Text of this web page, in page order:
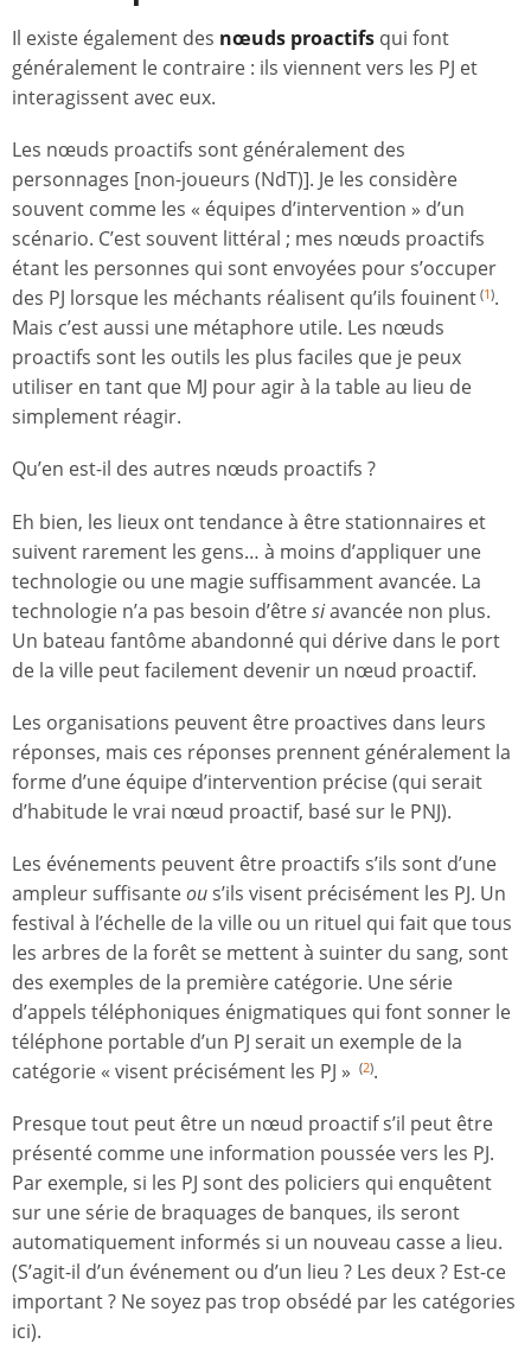
Il existe également des nœuds proactifs qui font
généralement le contraire : ils viennent vers les PJ et
interagissent avec eux.
Les nœuds proactifs sont généralement des
personnages [non-joueurs (NdT)]. Je les considère
souvent comme les « équipes d’intervention » d’un
scénario. C’est souvent littéral ; mes nœuds proactifs
étant les personnes qui sont envoyées pour s’occuper
des PJ lorsque les méchants réalisent qu’ils fouinent (1).
Mais c’est aussi une métaphore utile. Les nœuds
proactifs sont les outils les plus faciles que je peux
utiliser en tant que MJ pour agir à la table au lieu de
simplement réagir.
Qu’en est-il des autres nœuds proactifs ?
Eh bien, les lieux ont tendance à être stationnaires et
suivent rarement les gens… à moins d’appliquer une
technologie ou une magie suffisamment avancée. La
technologie n’a pas besoin d’êtresiavancée non plus.
Un bateau fantôme abandonné qui dérive dans le port
de la ville peut facilement devenir un nœud proactif.
Les organisations peuvent être proactives dans leurs
réponses, mais ces réponses prennent généralement la
forme d’une équipe d’intervention précise (qui serait
d’habitude le vrai nœud proactif, basé sur le PNJ).
Les événements peuvent être proactifs s’ils sont d’une
ampleur suffisanteous’ils visent précisément les PJ. Un
festival à l’échelle de la ville ou un rituel qui fait que tous
les arbres de la forêt se mettent à suinter du sang, sont
des exemples de la première catégorie. Une série
d’appels téléphoniques énigmatiques qui font sonner le
téléphone portable d’un PJ serait un exemple de la
catégorie « visent précisément les PJ » (2).
Presque tout peut être un nœud proactif s’il peut être
présenté comme une information poussée vers les PJ.
Par exemple, si les PJ sont des policiers qui enquêtent
sur une série de braquages de banques, ils seront
automatiquement informés si un nouveau casse a lieu.
(S’agit-il d’un événement ou d’un lieu ? Les deux ? Est-ce
important ? Ne soyez pas trop obsédé par les catégories
ici).